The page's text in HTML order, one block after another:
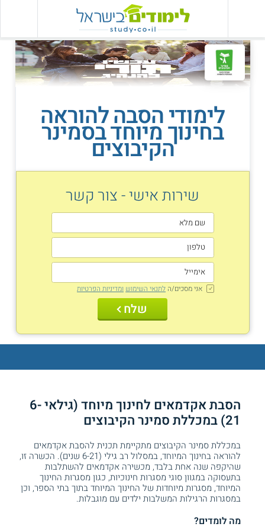
לימודי הסבה להוראה
בחינוך מיוחד בסמינר
הקיבוצים
שירות אישי - צור קשר
אני מסכים/ה לתנאי השימוש ומדיניות הפרטיות
שלח
הסבת אקדמאים לחינוך מיוחד (גילאי 6-
21) במכללת סמינר הקיבוצים
במכללת סמינר הקיבוצים מתקיימת תכנית להסבת אקדמאים
להוראה בחינוך המיוחד, במסלול רב גילי (6-21 שנים). הכשרה זו,
שהיקפה שנה אחת בלבד, מכשירה אקדמאים להשתלבות
בתעסוקה במגוון סוגי מסגרות חינוכיות, כגון מסגרות החינוך
המיוחד, מסגרות מיוחדות של החינוך המיוחד בתוך בתי הספר, וכן
במסגרות הרגילות המשלבות ילדים עם מוגבלות.
מה לומדים?